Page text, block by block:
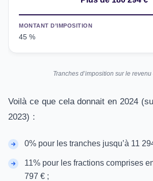
MONTANT D’IMPOSITION
45 %
Tranches d’imposition sur le
Voilà ce que cela donnait en 2024
2023) :
0% pour les tranches jusqu’à 11
11% pour les fractions comprises
797 € ;